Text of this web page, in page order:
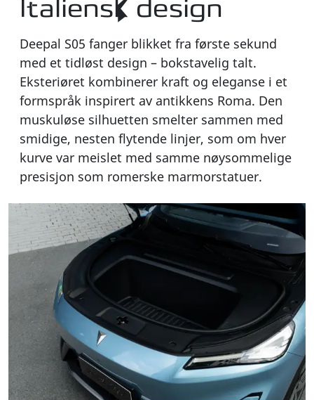
Italiensk design
Deepal S05 fanger blikket fra første sekund
med et tidløst design – bokstavelig talt.
Eksteriøret kombinerer kraft og eleganse i et
formspråk inspirert av antikkens Roma. Den
muskuløse silhuetten smelter sammen med
smidige, nesten flytende linjer, som om hver
kurve var meislet med samme nøysommelige
presisjon som romerske marmorstatuer.